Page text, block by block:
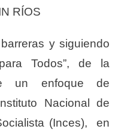
RÍOS
y siguiendo
Todos”, de la
un enfoque de
Nacional de
(Inces), en